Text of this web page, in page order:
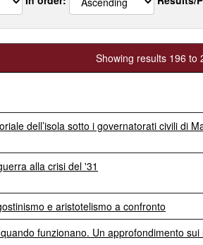
Showing results 196 to
dell’isola sotto i governatorati civili di
alla crisi del '31
e aristotelismo a confronto
funzionano. Un approfondimento sui